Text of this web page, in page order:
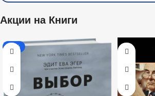
Акции на Книги
-35%